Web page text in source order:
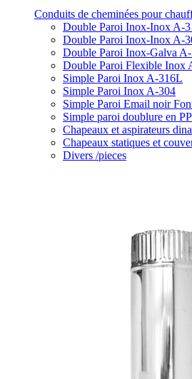
Conduits de cheminées pour
Double Paroi Inox-Inox A-
Double Paroi Inox-Inox A-
Double Paroi Inox-Galva
Double Paroi Flexible Inox
Simple Paroi Inox A-316L
Simple Paroi Inox A-304
Simple Paroi Email noir
Simple paroi doublure en
Chapeaux et aspirateurs
Chapeaux statiques et
Divers /pieces